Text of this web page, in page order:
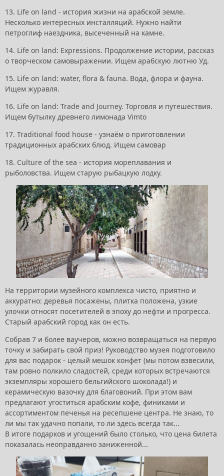
13. Life on land - история жизни на арабской земле.
Несколько интересных инсталляций. Нужно найти
петроглиф наездника, высеченный на камне.
14. Life on land: Expressions. Продолжение истории, рассказ
о творческом самовыражении. Ищем арабскую лютню Уд.
15. Life on land: water, flora & fauna. Вода, флора и фауна.
Ищем журавля.
16. Life on land: Trade and Journey. Торговля и путешествия.
Ищем бутылку древнего лимонада Vimto
17. Traditional food house - узнаём о приготовлении
традиционных арабских блюд. Ищем самовар
18. Culture of the sea - история мореплавания и
рыболовства. Ищем старую рыбацкую лодку.
На территории музейного комплекса чисто, приятно и
аккуратно: деревья посажены, плитка положена, узкие
улочки относят посетителей в эпоху до нефти и прогресса.
Старый арабский город как он есть.
Собрав 7 и более ваучеров, можно возвращаться на первую
точку и забирать свой приз! Руководство музея подготовило
для вас подарок - целый мешок конфет (мы потом взвесили,
там ровно полкило сладостей, среди которых встречаются
экземпляры хорошего бельгийского шоколада!) и
керамическую вазочку для благовоний. При этом вам
предлагают угоститься арабским кофе, финиками и
ассортиментом печенья на ресепшене центра. Не знаю, то
ли мы так удачно попали, то ли здесь всегда так...
В итоге подарков и угощений было столько, что цена билета
показалась неоправданно заниженной...